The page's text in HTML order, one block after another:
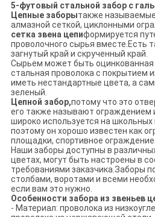
5-футовый стальной забор с
Цепные заборытакже
алмазной сеткой, циклонными
сетка звена цепиформируется
проволочного сырья вместе.Есть
загнутый край и скрученный край.
Сырьем может быть оцинкованная
стальная проволока с покрытием
иметь нестандартные цвета, а
зеленый.
Цепной забор,потому что это
его также называют ограждением
широко используется на
поэтому он хорошо известен как
площадки, спортивное ограждение.
Наши заборы доступны в
цветах, могут быть настроены в
требованиями заказчика.Заборы
столбами, воротами и всеми
если вам это нужно.
Особенности забора из звеньев
- Материал: проволока из